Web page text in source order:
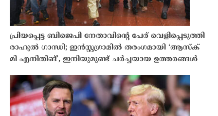
പ്രിയപ്പെട്ട ബിജെപി നേതാവിൻ്റെ പേര് വെളിപ്പെടുത്തി
രാഹുൽ ഗാന്ധി; ഇൻസ്റ്റഗ്രാമിൽ തരംഗമായി ‘ആസ്ക്
മി എനിതിങ്’, ഇനിയുമുണ്ട് ചർച്ചയായ ഉത്തരങ്ങൾ